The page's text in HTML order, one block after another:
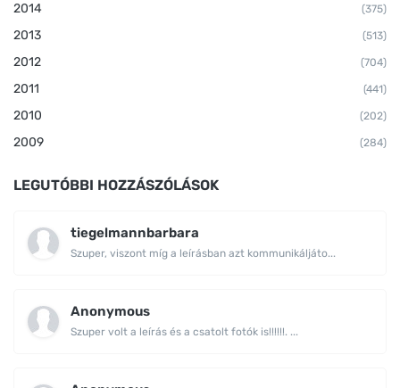
2014 (375)
2013 (513)
2012 (704)
2011 (441)
2010 (202)
2009 (284)
LEGUTÓBBI HOZZÁSZÓLÁSOK
tiegelmannbarbara
Szuper, viszont míg a leírásban azt kommunikáljáto...
Anonymous
Szuper volt a leírás és a csatolt fotók is!!!!!!. ...